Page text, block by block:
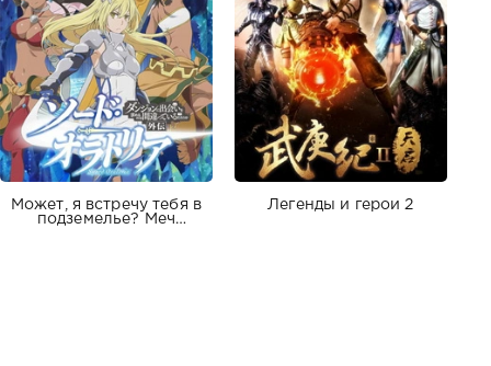
Может, я встречу тебя в
подземелье? Меч
Легенды и герои 2